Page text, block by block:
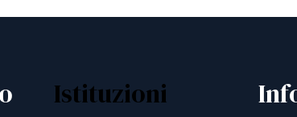
Istituzioni